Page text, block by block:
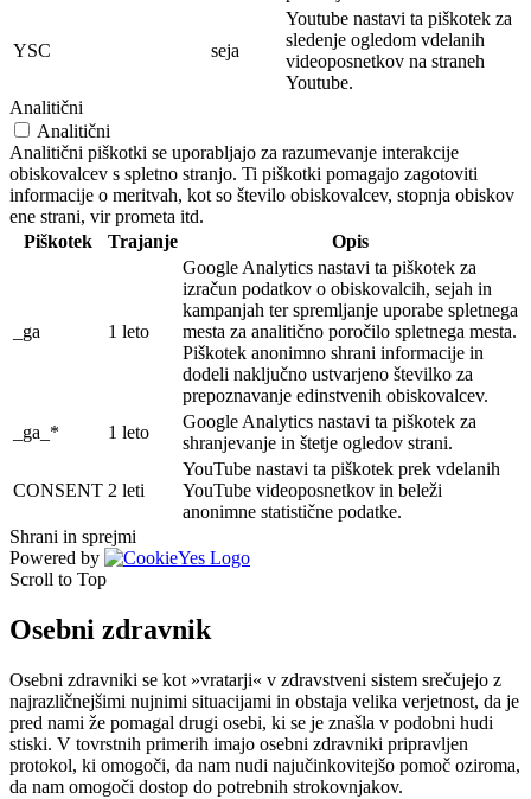
YSC seja
Youtube nastavi ta piškotek za
sledenje ogledom vdelanih
videoposnetkov na straneh
Youtube.
Analitični
Analitični
Analitični piškotki se uporabljajo za razumevanje interakcije
obiskovalcev s spletno stranjo. Ti piškotki pomagajo zagotoviti
informacije o meritvah, kot so število obiskovalcev, stopnja obiskov
ene strani, vir prometa itd.
Piškotek
Trajanje Opis
_ga 1 leto
Google Analytics nastavi ta piškotek za
izračun podatkov o obiskovalcih, sejah in
kampanjah ter spremljanje uporabe spletnega
mesta za analitično poročilo spletnega mesta.
Piškotek anonimno shrani informacije in
dodeli naključno ustvarjeno številko za
prepoznavanje edinstvenih obiskovalcev.
_ga_*
1 leto
Google Analytics nastavi ta piškotek za
shranjevanje in štetje ogledov strani.
CONSENT 2 leti
YouTube nastavi ta piškotek prek vdelanih
YouTube videoposnetkov in beleži
anonimne statistične podatke.
Shrani in sprejmi
Powered by
Scroll to Top
Osebni zdravnik
Osebni zdravniki se kot »vratarji« v zdravstveni sistem srečujejo z
najrazličnejšimi nujnimi situacijami in obstaja velika verjetnost, da je
pred nami že pomagal drugi osebi, ki se je znašla v podobni hudi
stiski. V tovrstnih primerih imajo osebni zdravniki pripravljen
protokol, ki omogoči, da nam nudi najučinkovitejšo pomoč oziroma,
da nam omogoči dostop do potrebnih strokovnjakov.